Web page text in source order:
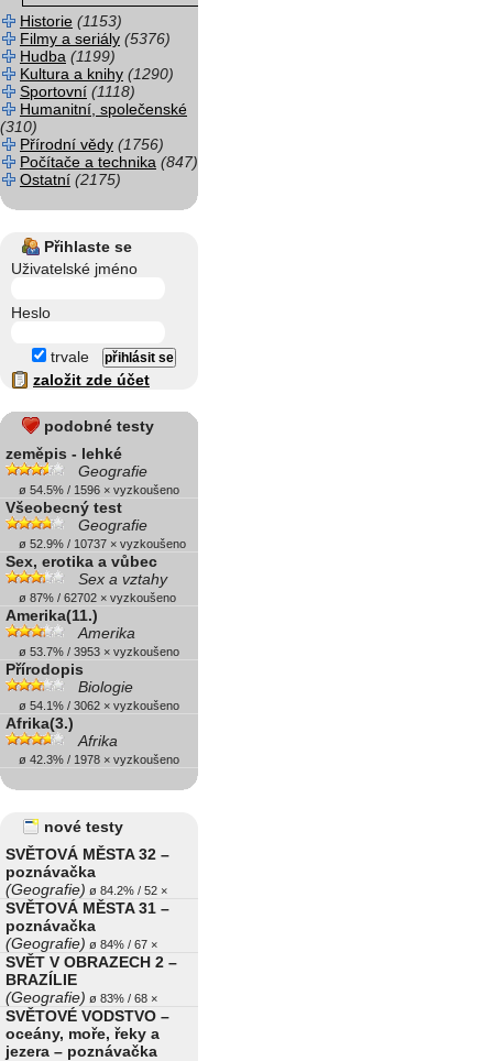
Historie (1153)
Filmy a seriály (5376)
Hudba (1199)
Kultura a knihy (1290)
Sportovní (1118)
Humanitní, společenské
(310)
Přírodní vědy (1756)
Počítače a technika (847)
Ostatní (2175)
Přihlaste se
Uživatelské jméno
Heslo
trvale
založit zde účet
podobné testy
zeměpis - lehké
Geografie
ø 54.5% / 1596 × vyzkoušeno
Všeobecný test
Geografie
ø 52.9% / 10737 × vyzkoušeno
Sex, erotika a vůbec
Sex a vztahy
ø 87% / 62702 × vyzkoušeno
Amerika(11.)
Amerika
ø 53.7% / 3953 × vyzkoušeno
Přírodopis
Biologie
ø 54.1% / 3062 × vyzkoušeno
Afrika(3.)
Afrika
ø 42.3% / 1978 × vyzkoušeno
nové testy
SVĚTOVÁ MĚSTA 32 –
poznávačka
(Geografie) ø 84.2% / 52 ×
SVĚTOVÁ MĚSTA 31 –
poznávačka
(Geografie) ø 84% / 67 ×
SVĚT V OBRAZECH 2 –
BRAZÍLIE
(Geografie) ø 83% / 68 ×
SVĚTOVÉ VODSTVO –
oceány, moře, řeky a
jezera – poznávačka